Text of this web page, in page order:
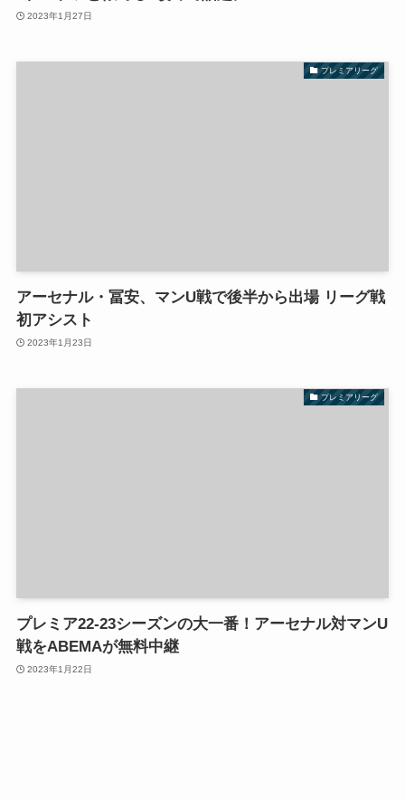
2023年1月27日
プレミアリーグ
アーセナル・冨安、マンU戦で後半から出場 リーグ戦
初アシスト
2023年1月23日
プレミアリーグ
プレミア22-23シーズンの大一番！アーセナル対マンU
戦をABEMAが無料中継
2023年1月22日